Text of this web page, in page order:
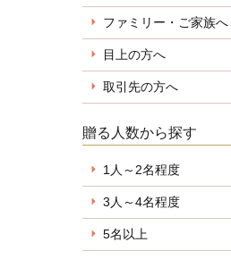
ファミリー・ご家族へ
目上の方へ
取引先の方へ
贈る人数から探す
1人～2名程度
3人～4名程度
5名以上